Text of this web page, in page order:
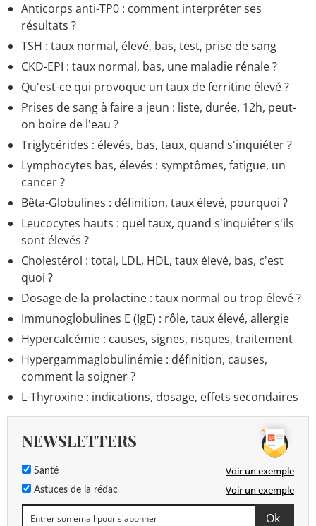
Anticorps anti-TP0 : comment interpréter ses
résultats ?
TSH : taux normal, élevé, bas, test, prise de sang
CKD-EPI : taux normal, bas, une maladie rénale ?
Qu'est-ce qui provoque un taux de ferritine élevé ?
Prises de sang à faire a jeun : liste, durée, 12h, peut-
on boire de l'eau ?
Triglycérides : élevés, bas, taux, quand s'inquiéter ?
Lymphocytes bas, élevés : symptômes, fatigue, un
cancer ?
Bêta-Globulines : définition, taux élevé, pourquoi ?
Leucocytes hauts : quel taux, quand s'inquiéter s'ils
sont élevés ?
Cholestérol : total, LDL, HDL, taux élevé, bas, c'est
quoi ?
Dosage de la prolactine : taux normal ou trop élevé ?
Immunoglobulines E (IgE) : rôle, taux élevé, allergie
Hypercalcémie : causes, signes, risques, traitement
Hypergammaglobulinémie : définition, causes,
comment la soigner ?
L-Thyroxine : indications, dosage, effets secondaires
NEWSLETTERS
Santé Voir un exemple
Astuces de la rédac Voir un exemple